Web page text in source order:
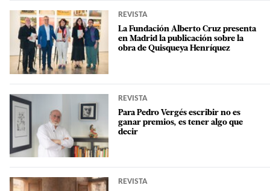
REVISTA
La Fundación Alberto Cruz presenta
en Madrid la publicación sobre la
obra de Quisqueya Henríquez
REVISTA
Para Pedro Vergés escribir no es
ganar premios, es tener algo que
decir
REVISTA